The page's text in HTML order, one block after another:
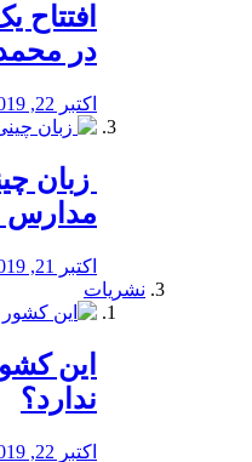
در
اکتبر 22, 2019
زبان
مدارس
اکتبر 21, 2019
نشریات
این
ندارد؟
اکتبر 22, 2019